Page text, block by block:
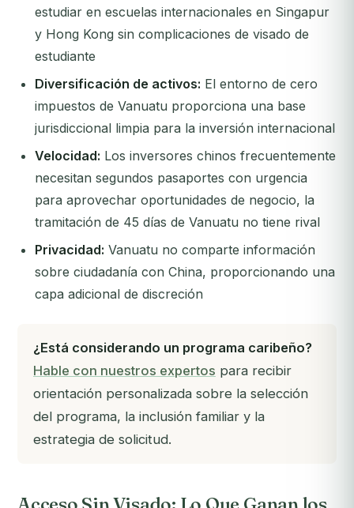
estudiar en escuelas internacionales en Singapur
y Hong Kong sin complicaciones de visado de
estudiante
Diversificación de activos: El entorno de cero
impuestos de Vanuatu proporciona una base
jurisdiccional limpia para la inversión internacional
Velocidad: Los inversores chinos frecuentemente
necesitan segundos pasaportes con urgencia
para aprovechar oportunidades de negocio, la
tramitación de 45 días de Vanuatu no tiene rival
Privacidad: Vanuatu no comparte información
sobre ciudadanía con China, proporcionando una
capa adicional de discreción
¿Está considerando un programa caribeño?
Hable con nuestros expertos para recibir
orientación personalizada sobre la selección
del programa, la inclusión familiar y la
estrategia de solicitud.